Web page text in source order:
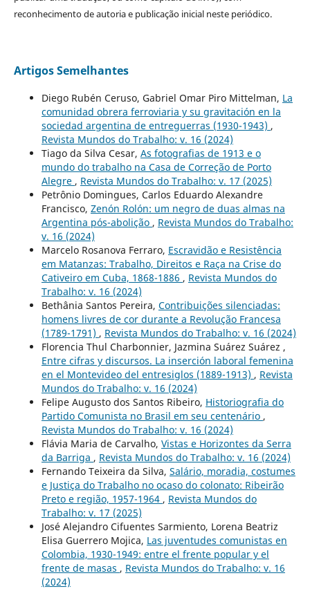
reconhecimento de autoria e publicação inicial neste periódico.
Artigos Semelhantes
Diego Rubén Ceruso, Gabriel Omar Piro Mittelman, La
comunidad obrera ferroviaria y su gravitación en la
sociedad argentina de entreguerras (1930-1943) ,
Revista Mundos do Trabalho: v. 16 (2024)
Tiago da Silva Cesar, As fotografias de 1913 e o
mundo do trabalho na Casa de Correção de Porto
Alegre , Revista Mundos do Trabalho: v. 17 (2025)
Petrônio Domingues, Carlos Eduardo Alexandre
Francisco, Zenón Rolón: um negro de duas almas na
Argentina pós-abolição , Revista Mundos do Trabalho:
v. 16 (2024)
Marcelo Rosanova Ferraro, Escravidão e Resistência
em Matanzas: Trabalho, Direitos e Raça na Crise do
Cativeiro em Cuba, 1868-1886 , Revista Mundos do
Trabalho: v. 16 (2024)
Bethânia Santos Pereira, Contribuições silenciadas:
homens livres de cor durante a Revolução Francesa
(1789-1791) , Revista Mundos do Trabalho: v. 16 (2024)
Florencia Thul Charbonnier, Jazmina Suárez Suárez ,
Entre cifras y discursos. La inserción laboral femenina
en el Montevideo del entresiglos (1889-1913) , Revista
Mundos do Trabalho: v. 16 (2024)
Felipe Augusto dos Santos Ribeiro, Historiografia do
Partido Comunista no Brasil em seu centenário ,
Revista Mundos do Trabalho: v. 16 (2024)
Flávia Maria de Carvalho, Vistas e Horizontes da Serra
da Barriga , Revista Mundos do Trabalho: v. 16 (2024)
Fernando Teixeira da Silva, Salário, moradia, costumes
e Justiça do Trabalho no ocaso do colonato: Ribeirão
Preto e região, 1957-1964 , Revista Mundos do
Trabalho: v. 17 (2025)
José Alejandro Cifuentes Sarmiento, Lorena Beatriz
Elisa Guerrero Mojica, Las juventudes comunistas en
Colombia, 1930-1949: entre el frente popular y el
frente de masas , Revista Mundos do Trabalho: v. 16
(2024)